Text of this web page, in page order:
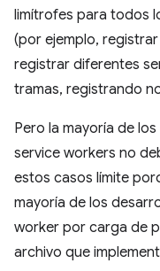
limítrofes para todos
(por ejemplo,
registrar diferentes
tramas, registrando
Pero la mayoría de
service workers no
estos casos límite
mayoría de los
worker por carga de
archivo que